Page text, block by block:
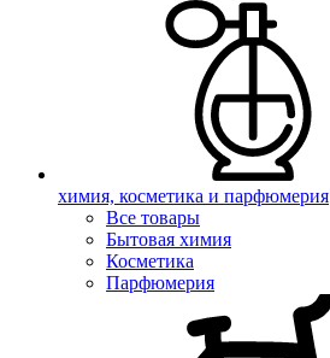
химия, косметика и парфюмерия
Все товары
Бытовая химия
Косметика
Парфюмерия